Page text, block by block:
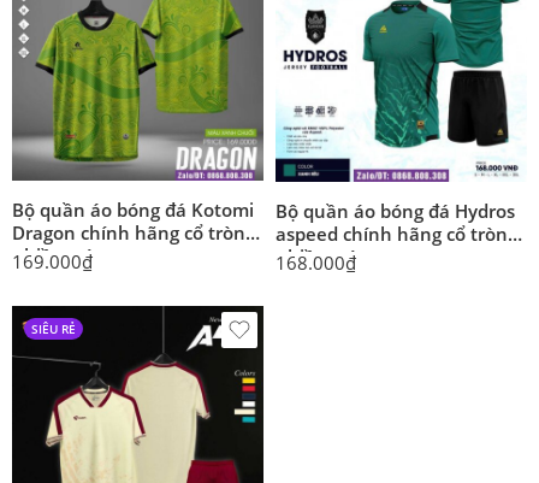
Bộ quần áo bóng đá Kotomi
Dragon chính hãng cổ tròn
nhiều màu
169.000₫
Bộ quần áo bóng đá Hydros
aspeed chính hãng cổ tròn
nhiều màu
168.000₫
SIÊU RẺ